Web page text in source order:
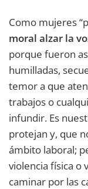
Como mujeres
moral alzar la
porque fueron
humilladas,
temor a que
trabajos o
infundir. Es
protejan y, que
ámbito laboral;
violencia física o
caminar por las